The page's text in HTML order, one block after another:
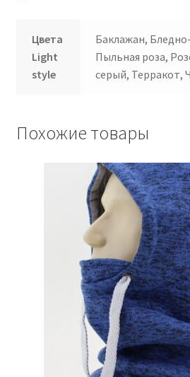
Цвета
Light
style
Баклажан,
Пыльная роза,
серый, Терракот,
Похожие товары